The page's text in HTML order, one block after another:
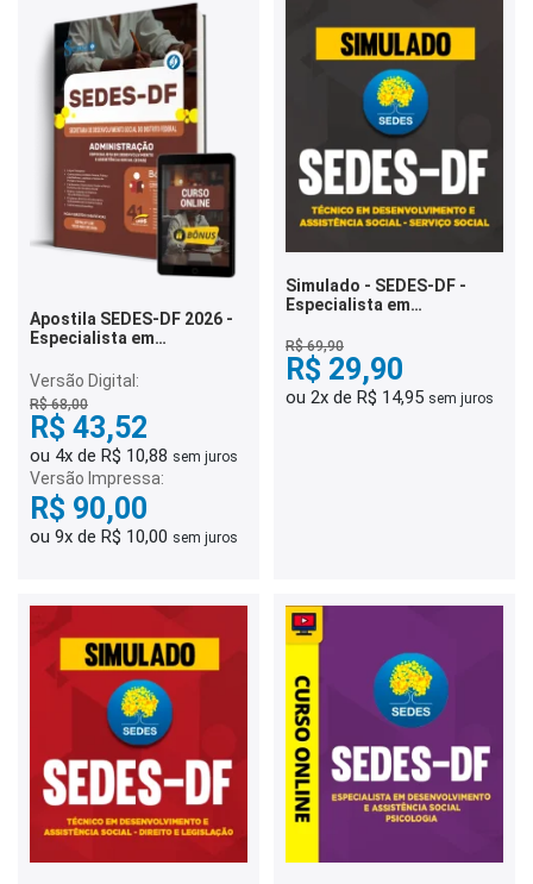
Apostila SEDES-DF 2026 -
Especialista em
Assistência Social (EDAS) -
Administração
Versão Digital:
R$ 68,00
R$ 43,52
ou 4x de R$ 10,88 sem juros
Versão Impressa:
R$ 90,00
ou 9x de R$ 10,00 sem juros
Simulado - SEDES-DF -
Especialista em
Assistência Social -
Serviço Social
R$ 69,90
R$ 29,90
ou 2x de R$ 14,95 sem juros